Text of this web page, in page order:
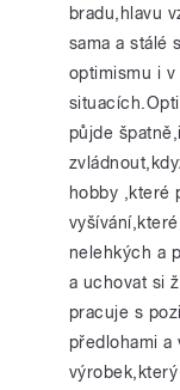
bradu,hlavu
sama a stálé
optimismu i
půjde
hobby ,které
nelehkých a
a uchovat si
pracuje s
předlohami a